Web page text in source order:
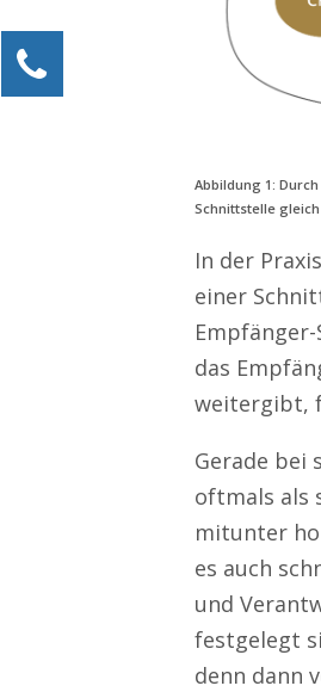
Abbildung 1:
Schnittstelle
In der Praxis
einer
das
weitergibt,
Gerade bei
oftmals als
mitunter
es auch
und
festgelegt
denn dann
Kontaktieren Sie uns!
Alexander
0211 946 285 72-15
Alexander.Koessner-
Ihre